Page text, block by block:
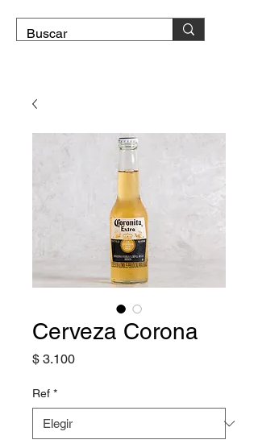
Cerveza Corona
$ 3.100Precio
Ref *